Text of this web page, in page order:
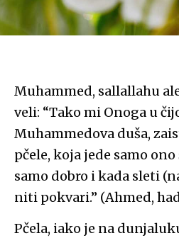
Muhammed, sallallahu
veli: “Tako mi Onoga u
Muhammedova duša,
pčele, koja jede samo
samo dobro i kada sleti
niti pokvari.” (Ahmed,
Pčela, iako je na